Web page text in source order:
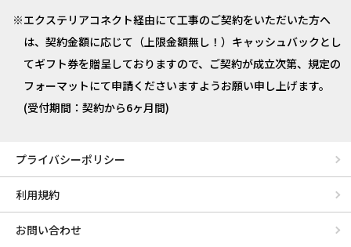
エクステリアコネクト経由にて工事のご契約をいただいた方へ
は、契約金額に応じて（上限金額無し！）キャッシュバックとし
てギフト券を贈呈しておりますので、ご契約が成立次第、規定の
フォーマットにて申請くださいますようお願い申し上げます。
(受付期間：契約から6ヶ月間)
プライバシーポリシー
利用規約
お問い合わせ